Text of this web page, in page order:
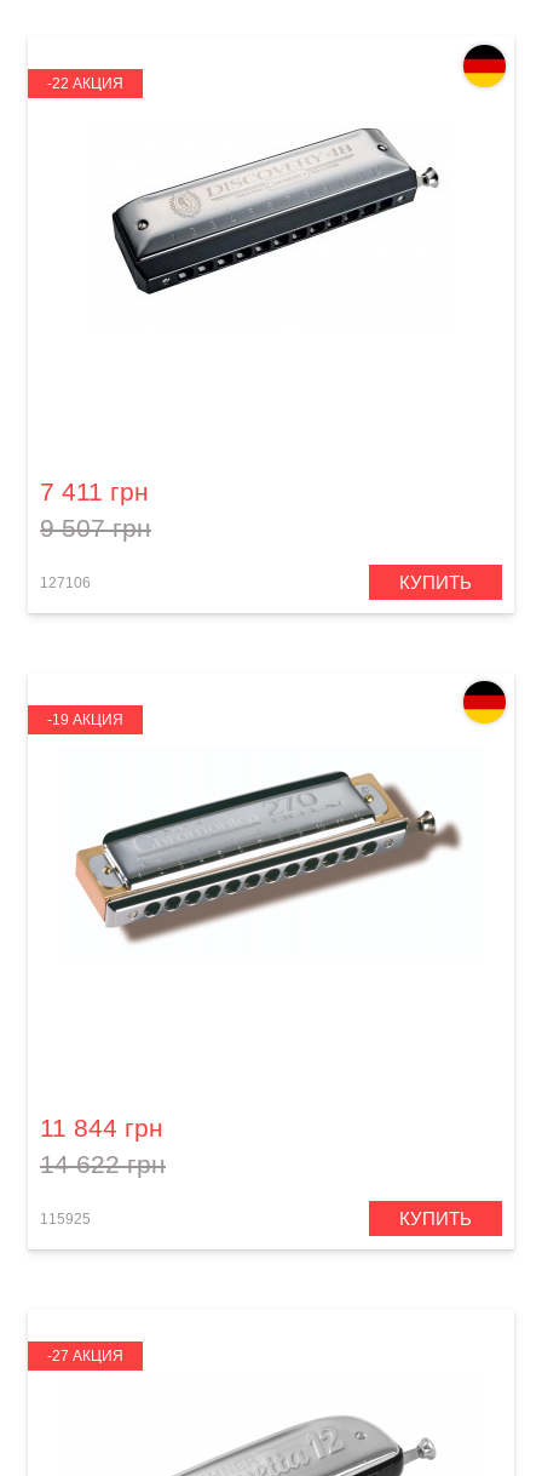
-22 АКЦИЯ
7 411 грн
9 507 грн
127106 КУПИТЬ
-19 АКЦИЯ
11 844 грн
14 622 грн
115925 КУПИТЬ
-27 АКЦИЯ